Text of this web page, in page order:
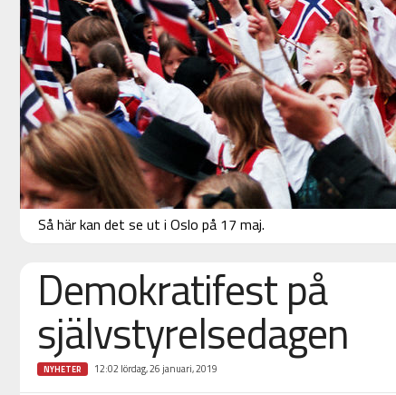
Så här kan det se ut i Oslo på 17 maj.
Demokratifest på
självstyrelsedagen
NYHETER 12:02 lördag, 26 januari, 2019